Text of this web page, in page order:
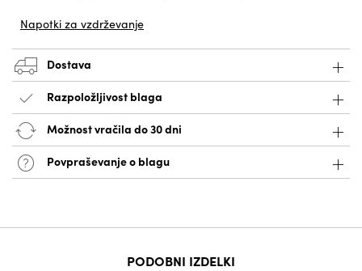
Napotki za vzdrževanje
Dostava
Razpoložljivost blaga
Možnost vračila do 30 dni
Povpraševanje o blagu
PODOBNI IZDELKI